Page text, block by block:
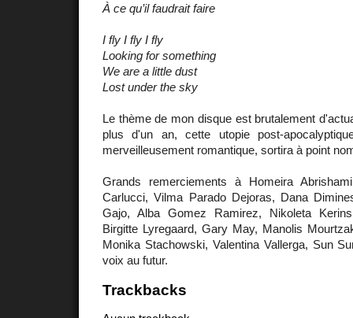
À ce qu’il faudrait faire
I fly I fly I fly
Looking for something
We are a little dust
Lost under the sky
Le thème de mon disque est brutalement
plus d'un an, cette utopie post-
merveilleusement romantique, sortira à point
Grands remerciements à Homeira
Carlucci, Vilma Parado Dejoras, Dana
Gajo, Alba Gomez Ramirez, Nikoleta
Birgitte Lyregaard, Gary May, Manolis
Monika Stachowski, Valentina Vallerga, Sun
voix au futur.
Trackbacks